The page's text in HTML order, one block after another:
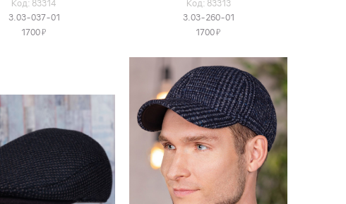
Код: 83314
3.03-037-01
1700Я
Код: 83313
3.03-260-01
1700Я